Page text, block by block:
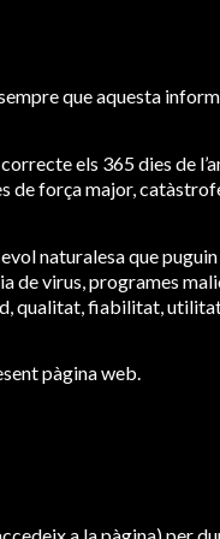
que aquesta
els 365 dies de
de força major,
naturalesa que
de virus, programes
qualitat, fiabilitat,
pàgina web.